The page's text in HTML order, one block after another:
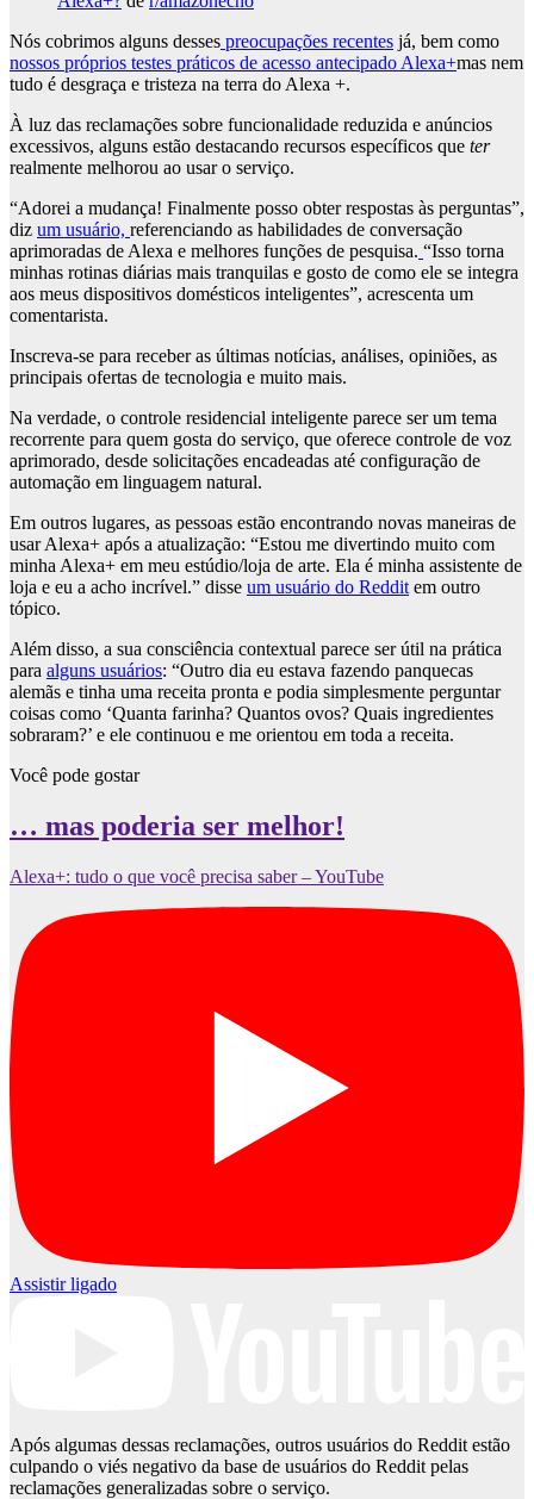
Nós cobrimos alguns desses preocupações recentes já, bem como
nossos próprios testes práticos de acesso antecipado Alexa+mas nem
tudo é desgraça e tristeza na terra do Alexa +.
À luz das reclamações sobre funcionalidade reduzida e anúncios
excessivos, alguns estão destacando recursos específicos que ter
realmente melhorou ao usar o serviço.
“Adorei a mudança! Finalmente posso obter respostas às perguntas”,
diz um usuário, referenciando as habilidades de conversação
aprimoradas de Alexa e melhores funções de pesquisa. “Isso torna
minhas rotinas diárias mais tranquilas e gosto de como ele se integra
aos meus dispositivos domésticos inteligentes”, acrescenta um
comentarista.
Inscreva-se para receber as últimas notícias, análises, opiniões, as
principais ofertas de tecnologia e muito mais.
Na verdade, o controle residencial inteligente parece ser um tema
recorrente para quem gosta do serviço, que oferece controle de voz
aprimorado, desde solicitações encadeadas até configuração de
automação em linguagem natural.
Em outros lugares, as pessoas estão encontrando novas maneiras de
usar Alexa+ após a atualização: “Estou me divertindo muito com
minha Alexa+ em meu estúdio/loja de arte. Ela é minha assistente de
loja e eu a acho incrível.” disse um usuário do Reddit em outro
tópico.
Além disso, a sua consciência contextual parece ser útil na prática
para alguns usuários: “Outro dia eu estava fazendo panquecas
alemãs e tinha uma receita pronta e podia simplesmente perguntar
coisas como ‘Quanta farinha? Quantos ovos? Quais ingredientes
sobraram?’ e ele continuou e me orientou em toda a receita.
Você pode gostar
… mas poderia ser melhor!
Alexa+: tudo o que você precisa saber – YouTube
Assistir ligado
Após algumas dessas reclamações, outros usuários do Reddit estão
culpando o viés negativo da base de usuários do Reddit pelas
reclamações generalizadas sobre o serviço.